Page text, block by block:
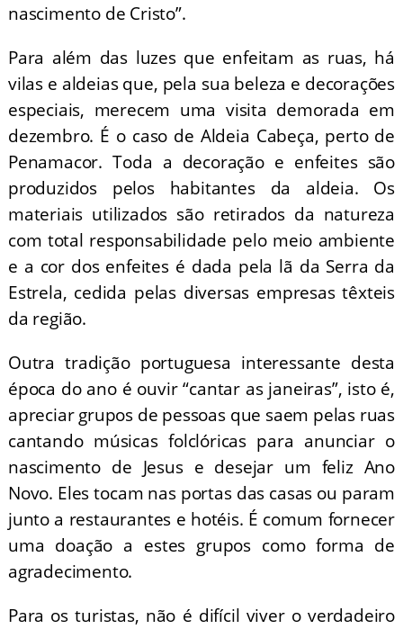
nascimento de Cristo”.
Para além das luzes que enfeitam as ruas, há
vilas e aldeias que, pela sua beleza e decorações
especiais, merecem uma visita demorada em
dezembro. É o caso de Aldeia Cabeça, perto de
Penamacor. Toda a decoração e enfeites são
produzidos pelos habitantes da aldeia. Os
materiais utilizados são retirados da natureza
com total responsabilidade pelo meio ambiente
e a cor dos enfeites é dada pela lã da Serra da
Estrela, cedida pelas diversas empresas têxteis
da região.
Outra tradição portuguesa interessante desta
época do ano é ouvir “cantar as janeiras”, isto é,
apreciar grupos de pessoas que saem pelas ruas
cantando músicas folclóricas para anunciar o
nascimento de Jesus e desejar um feliz Ano
Novo. Eles tocam nas portas das casas ou param
junto a restaurantes e hotéis. É comum fornecer
uma doação a estes grupos como forma de
agradecimento.
Para os turistas, não é difícil viver o verdadeiro